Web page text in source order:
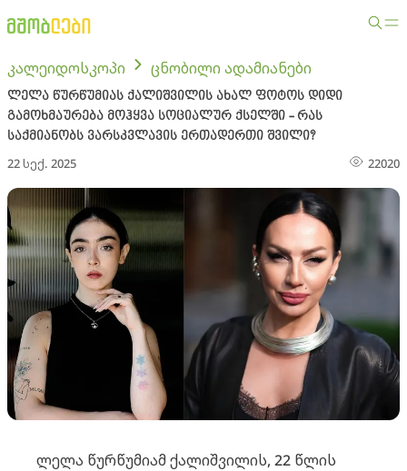
კალეიდოსკოპი ცნობილი ადამიანები
ლელა წურწუმიას ქალიშვილის ახალ ფოტოს დიდი
გამოხმაურება მოჰყვა სოციალურ ქსელში - რას
საქმიანობს ვარსკვლავის ერთადერთი შვილი?
22 სექ. 2025 22020
ლელა წურწუმიამ ქალიშვილის, 22 წლის